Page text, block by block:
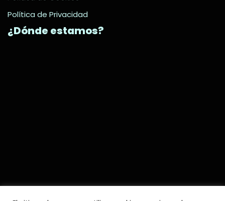
Política de Privacidad
¿Dónde estamos?